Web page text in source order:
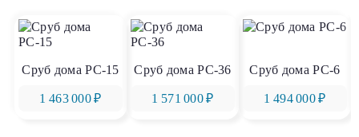
Сруб дома РС-15
1 463 000 ₽
Сруб дома РС-36
1 571 000 ₽
Сруб дома РС-6
1 494 000 ₽